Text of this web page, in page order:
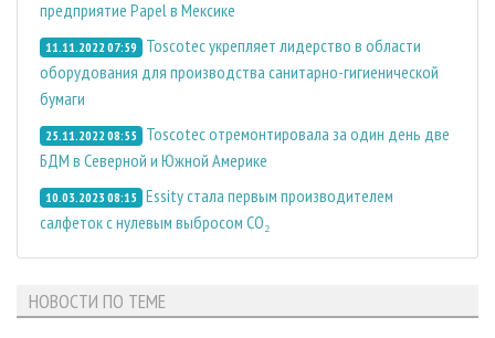
предприятие Papel в Мексике
11.11.2022 07:59
Toscotec укрепляет лидерство в области
оборудования для производства санитарно-гигиенической
бумаги
25.11.2022 08:55
Toscotec отремонтировала за один день две
БДМ в Северной и Южной Америке
10.03.2023 08:15 Essity стала первым производителем
салфеток с нулевым выбросом CO₂
НОВОСТИ ПО ТЕМЕ